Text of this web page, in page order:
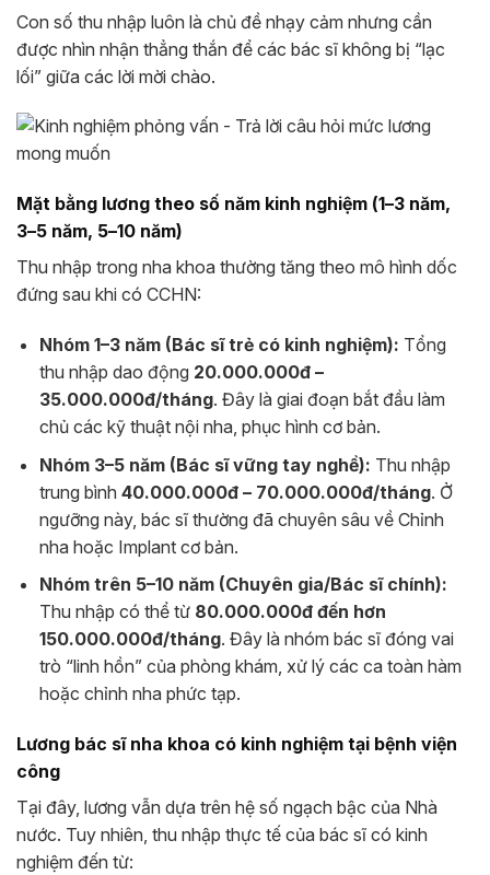
Con số thu nhập luôn là chủ đề nhạy cảm nhưng cần
được nhìn nhận thẳng thắn để các bác sĩ không bị “lạc
lối” giữa các lời mời chào.
Mặt bằng lương theo số năm kinh nghiệm (1–3 năm,
3–5 năm, 5–10 năm)
Thu nhập trong nha khoa thường tăng theo mô hình dốc
đứng sau khi có CCHN:
Nhóm 1–3 năm (Bác sĩ trẻ có kinh nghiệm): Tổng
thu nhập dao động 20.000.000đ –
35.000.000đ/tháng. Đây là giai đoạn bắt đầu làm
chủ các kỹ thuật nội nha, phục hình cơ bản.
Nhóm 3–5 năm (Bác sĩ vững tay nghề): Thu nhập
trung bình 40.000.000đ – 70.000.000đ/tháng. Ở
ngưỡng này, bác sĩ thường đã chuyên sâu về Chỉnh
nha hoặc Implant cơ bản.
Nhóm trên 5–10 năm (Chuyên gia/Bác sĩ chính):
Thu nhập có thể từ 80.000.000đ đến hơn
150.000.000đ/tháng. Đây là nhóm bác sĩ đóng vai
trò “linh hồn” của phòng khám, xử lý các ca toàn hàm
hoặc chỉnh nha phức tạp.
Lương bác sĩ nha khoa có kinh nghiệm tại bệnh viện
công
Tại đây, lương vẫn dựa trên hệ số ngạch bậc của Nhà
nước. Tuy nhiên, thu nhập thực tế của bác sĩ có kinh
nghiệm đến từ: